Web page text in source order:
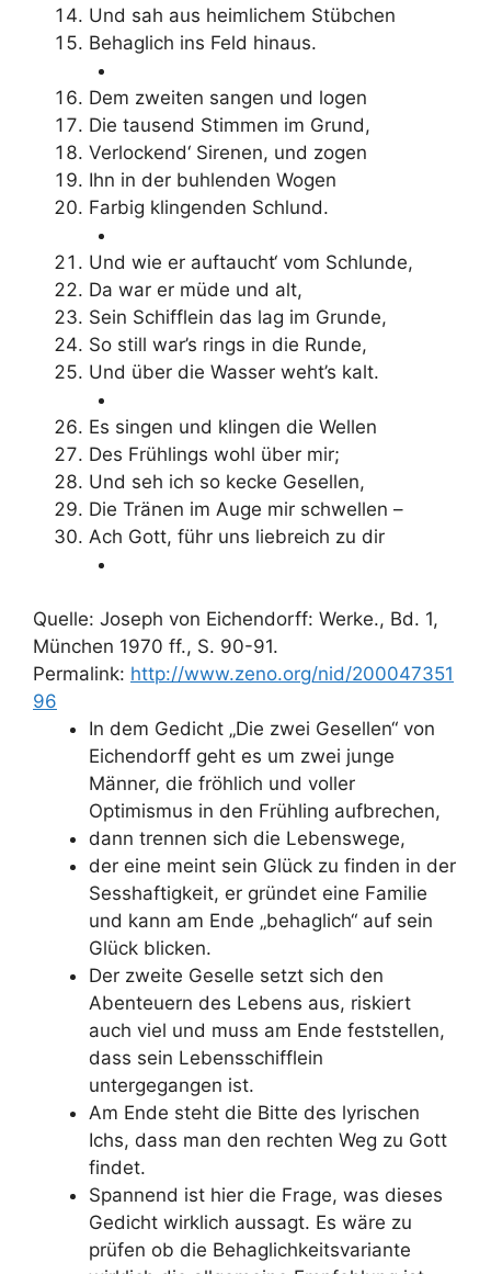
Und sah aus heimlichem Stübchen
Behaglich ins Feld hinaus.
Dem zweiten sangen und logen
Die tausend Stimmen im Grund,
Verlockend‘ Sirenen, und zogen
Ihn in der buhlenden Wogen
Farbig klingenden Schlund.
Und wie er auftaucht‘ vom Schlunde,
Da war er müde und alt,
Sein Schifflein das lag im Grunde,
So still war’s rings in die Runde,
Und über die Wasser weht’s kalt.
Es singen und klingen die Wellen
Des Frühlings wohl über mir;
Und seh ich so kecke Gesellen,
Die Tränen im Auge mir schwellen –
Ach Gott, führ uns liebreich zu dir
Quelle: Joseph von Eichendorff: Werke., Bd. 1,
München 1970 ff., S. 90-91.
Permalink: http://www.zeno.org/nid/200047351
96
In dem Gedicht „Die zwei Gesellen“ von
Eichendorff geht es um zwei junge
Männer, die fröhlich und voller
Optimismus in den Frühling aufbrechen,
dann trennen sich die Lebenswege,
der eine meint sein Glück zu finden in der
Sesshaftigkeit, er gründet eine Familie
und kann am Ende „behaglich“ auf sein
Glück blicken.
Der zweite Geselle setzt sich den
Abenteuern des Lebens aus, riskiert
auch viel und muss am Ende feststellen,
dass sein Lebensschifflein
untergegangen ist.
Am Ende steht die Bitte des lyrischen
Ichs, dass man den rechten Weg zu Gott
findet.
Spannend ist hier die Frage, was dieses
Gedicht wirklich aussagt. Es wäre zu
prüfen ob die Behaglichkeitsvariante